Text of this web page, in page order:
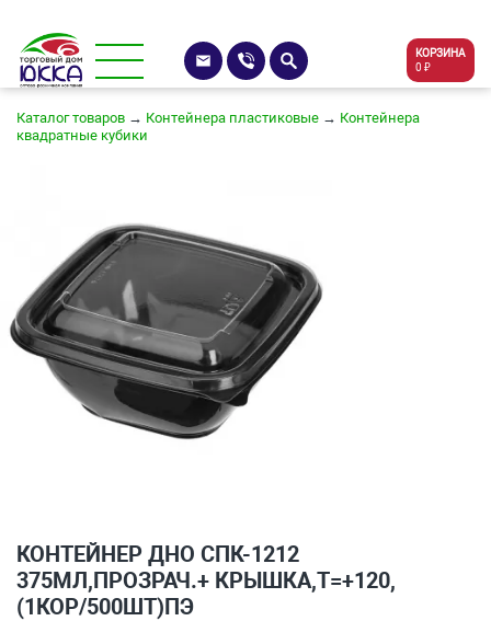
КОРЗИНА
0 ₽
Каталог товаров → Контейнера пластиковые → Контейнера
квадратные кубики
КОНТЕЙНЕР ДНО СПК-1212
375МЛ,ПРОЗРАЧ.+ КРЫШКА,T=+120,
(1КОР/500ШТ)ПЭ